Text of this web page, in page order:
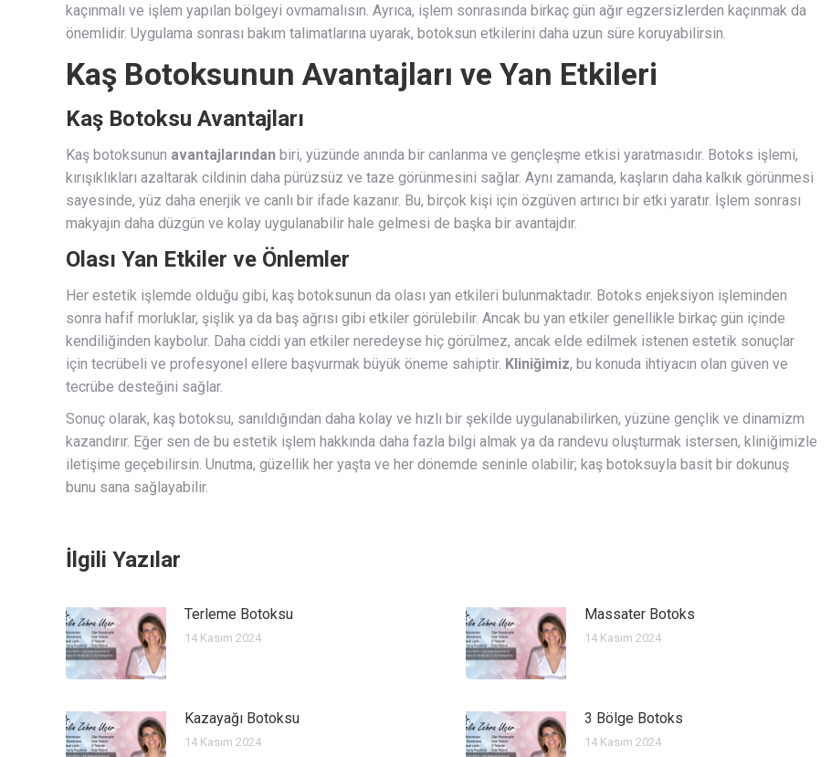
kaçınmalı ve işlem yapılan bölgeyi ovmamalısın. Ayrıca, işlem sonrasında birkaç gün ağır egzersizlerden kaçınmak da
önemlidir. Uygulama sonrası bakım talimatlarına uyarak, botoksun etkilerini daha uzun süre koruyabilirsin.
Kaş Botoksunun Avantajları ve Yan Etkileri
Kaş Botoksu Avantajları
Kaş botoksunun avantajlarından biri, yüzünde anında bir canlanma ve gençleşme etkisi yaratmasıdır. Botoks işlemi,
kırışıklıkları azaltarak cildinin daha pürüzsüz ve taze görünmesini sağlar. Aynı zamanda, kaşların daha kalkık görünmesi
sayesinde, yüz daha enerjik ve canlı bir ifade kazanır. Bu, birçok kişi için özgüven artırıcı bir etki yaratır. İşlem sonrası
makyajın daha düzgün ve kolay uygulanabilir hale gelmesi de başka bir avantajdır.
Olası Yan Etkiler ve Önlemler
Her estetik işlemde olduğu gibi, kaş botoksunun da olası yan etkileri bulunmaktadır. Botoks enjeksiyon işleminden
sonra hafif morluklar, şişlik ya da baş ağrısı gibi etkiler görülebilir. Ancak bu yan etkiler genellikle birkaç gün içinde
kendiliğinden kaybolur. Daha ciddi yan etkiler neredeyse hiç görülmez, ancak elde edilmek istenen estetik sonuçlar
için tecrübeli ve profesyonel ellere başvurmak büyük öneme sahiptir. Kliniğimiz, bu konuda ihtiyacın olan güven ve
tecrübe desteğini sağlar.
Sonuç olarak, kaş botoksu, sanıldığından daha kolay ve hızlı bir şekilde uygulanabilirken, yüzüne gençlik ve dinamizm
kazandırır. Eğer sen de bu estetik işlem hakkında daha fazla bilgi almak ya da randevu oluşturmak istersen, kliniğimizle
iletişime geçebilirsin. Unutma, güzellik her yaşta ve her dönemde seninle olabilir; kaş botoksuyla basit bir dokunuş
bunu sana sağlayabilir.
İlgili Yazılar
Terleme Botoksu
14 Kasım 2024
Massater Botoks
14 Kasım 2024
Kazayağı Botoksu
14 Kasım 2024
3 Bölge Botoks
14 Kasım 2024